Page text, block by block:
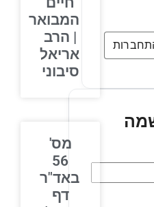
באמצעות Google
המבואר
| הרב
אריאל
סיבוני
מס'
56
באד"ר
דף